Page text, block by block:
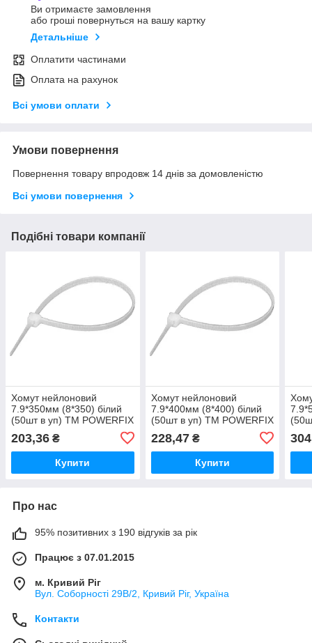
Ви отримаєте замовлення
або гроші повернуться на вашу картку
Детальніше
Оплатити частинами
Оплата на рахунок
Всі умови оплати
Умови повернення
Повернення товару впродовж 14 днів за домовленістю
Всі умови повернення
Подібні товари компанії
Хомут нейлоновий
7.9*350мм (8*350) білий
(50шт в уп) ТМ POWERFIX
203,36 ₴
Купити
Хомут нейлоновий
7.9*400мм (8*400) білий
(50шт в уп) ТМ POWERFIX
228,47₴
Купити
Про нас
95% позитивних з 190 відгуків за рік
Працює з 07.01.2015
м. Кривий Ріг
Вул. Соборності 29В/2, Кривий Ріг, Україна
Контакти